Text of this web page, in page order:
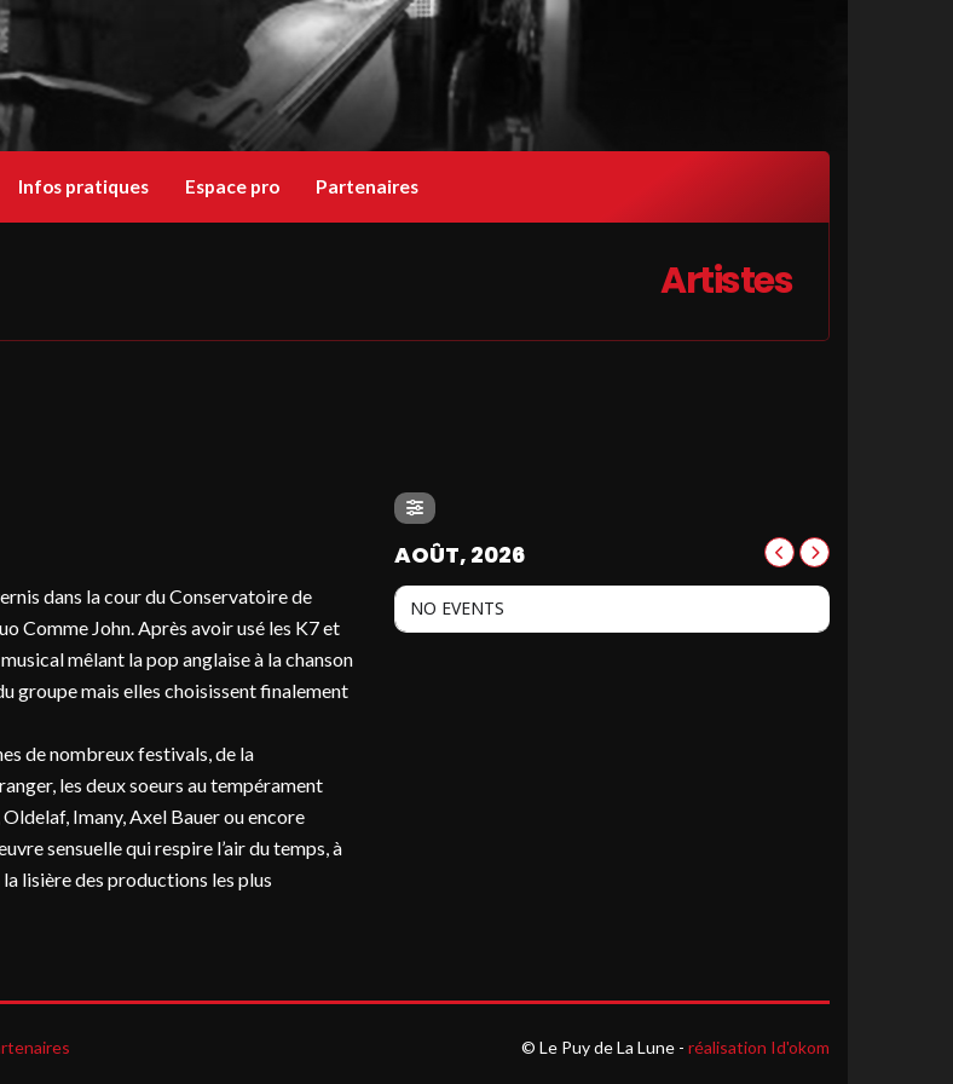
Infos pratiques Espace pro Partenaires
Artistes
dans la cour du Conservatoire de
Comme John. Après avoir usé les K7 et
mêlant la pop anglaise à la chanson
groupe mais elles choisissent finalement
de nombreux festivals, de la
les deux soeurs au tempérament
Imany, Axel Bauer ou encore
sensuelle qui respire l’air du temps, à
la lisière des productions les plus
AOÛT, 2026
NO EVENTS
© Le Puy de La Lune - réalisation Id'okom